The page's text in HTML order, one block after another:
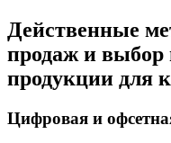
Действенные
продаж и выбор
продукции для
Цифровая и